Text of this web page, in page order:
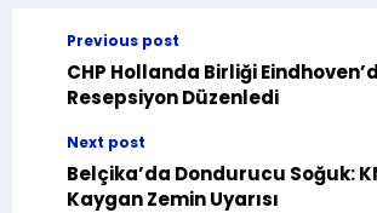
Previous post
CHP Hollanda Birliği
Resepsiyon Düzenledi
Next post
Belçika’da Dondurucu Soğuk:
Kaygan Zemin Uyarısı